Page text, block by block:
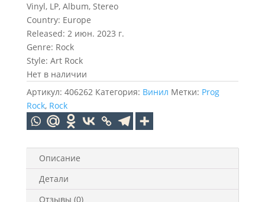
Vinyl, LP, Album, Stereo
Country: Europe
Released: 2 июн. 2023 г.
Genre: Rock
Style: Art Rock
Нет в наличии
Артикул: 406262 Категория: Винил Метки: Prog
Rock, Rock
Описание
Детали
Отзывы (0)